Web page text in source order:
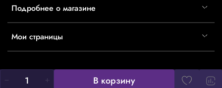
В корзину
Подробнее о магазине
Мои страницы